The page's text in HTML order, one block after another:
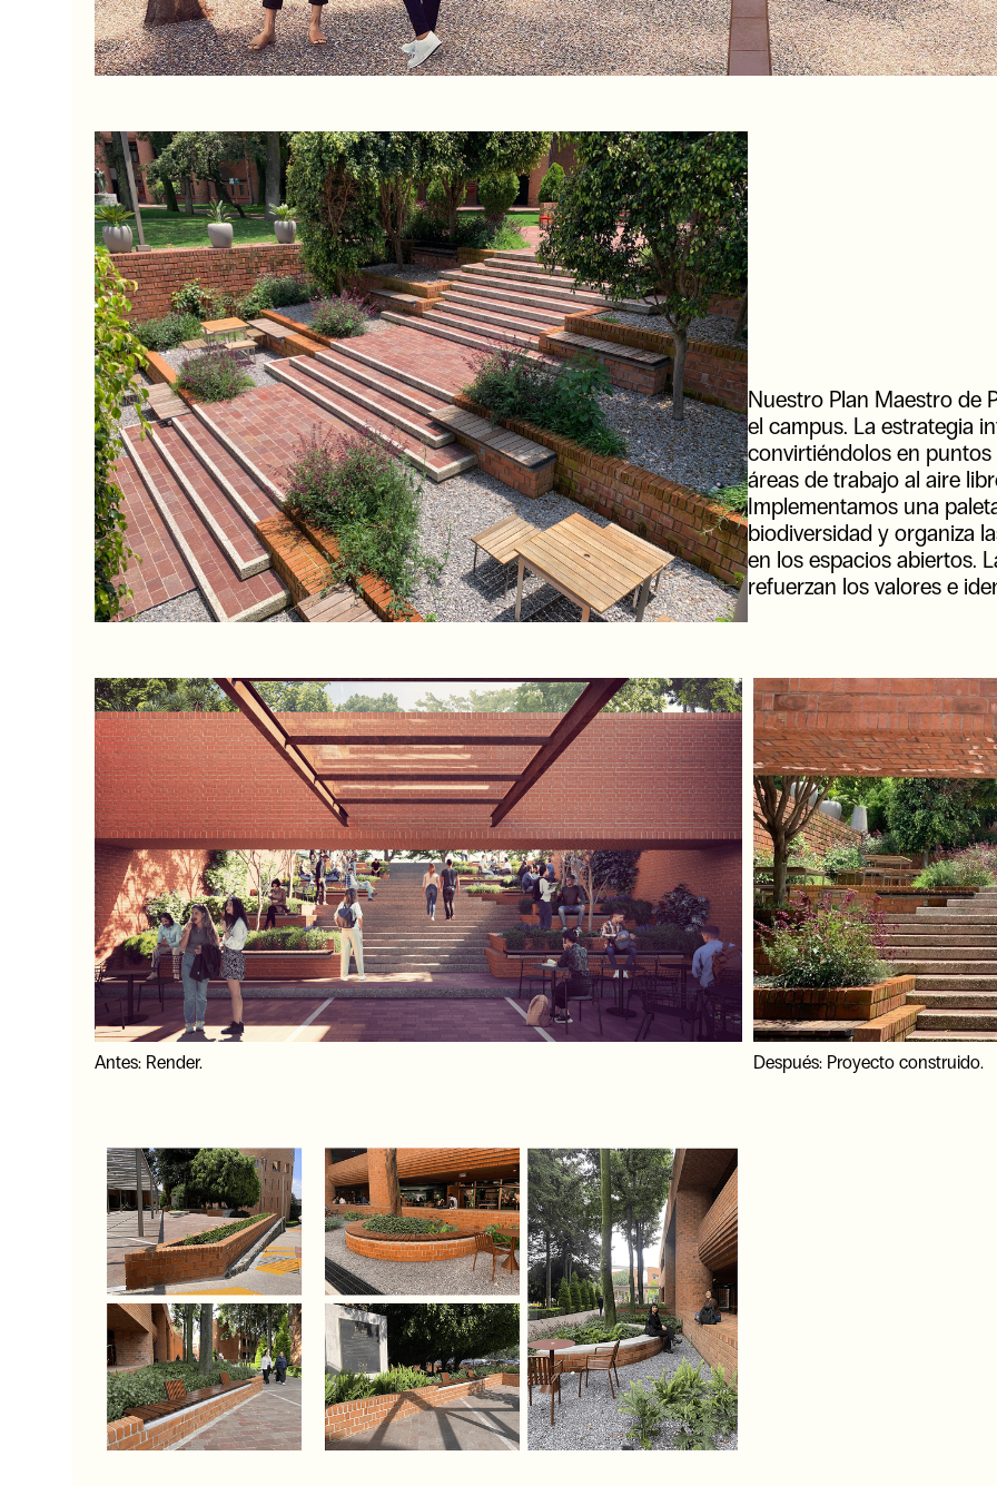
Nuestro Plan Maestro de
el campus. La estrategia
convirtiéndolos en
áreas de trabajo al aire
Implementamos una
biodiversidad y organiza
en los espacios abiertos.
refuerzan los valores e
Antes: Render. Después: Proyecto construido.